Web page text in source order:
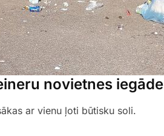
novietnes iegāde
ar vienu ļoti būtisku soli.